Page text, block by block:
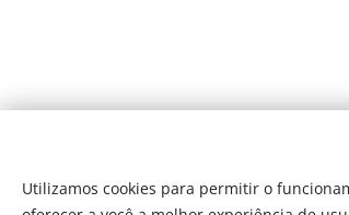
Utilizamos cookies para permitir o